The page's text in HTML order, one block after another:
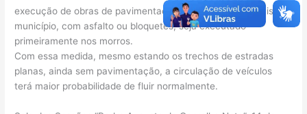
execução de obras de pavimentação nas estradas vicinais do
município, com asfalto ou bloquetes, seja executado
primeiramente nos morros.
Com essa medida, mesmo estando os trechos de estradas
planas, ainda sem pavimentação, a circulação de veículos
terá maior probabilidade de fluir normalmente.